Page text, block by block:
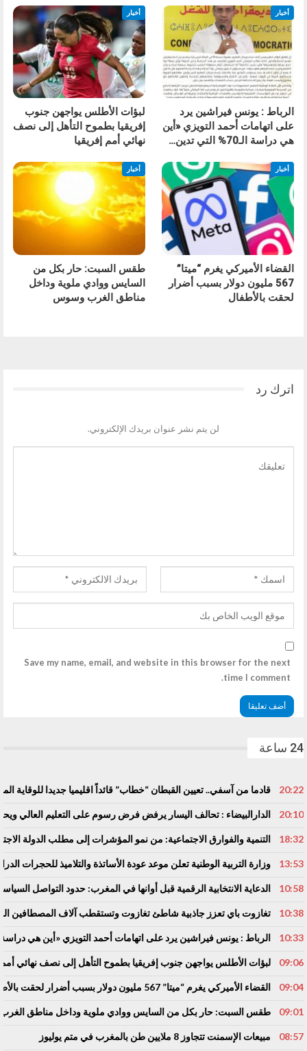
أخبار
الرباط : يونس فيراشين يرد
على اتهامات أحمد التويزي «أين
هي دراسة الـ70% التي تدين…
أخبار
لبؤات الأطلس يواجهن جنوب
إفريقيا بطموح التأهل إلى نصف
نهائي أمم إفريقيا
أخبار
القضاء الأميركي يغرم “ميتا”
567 مليون دولار بسبب أضرار
لحقت بالأطفال
أخبار
طقس السبت: حار بكل من
السايس ووادي ملوية وداخل
مناطق الغرب وسوس
اترك رد
لن يتم نشر عنوان بريدك الإلكتروني.
Save my name, email, and website in this browser for the next
time I comment.
24 ساعة
20:22 قادما من آسفي.. تعيين القبطان “خطاب” قائداً اقليميا جديدا للوقاية
20:10 الدارالبيضاء : تحالف اليسار يرفض فرض رسوم على التعليم العالي
18:32 التنمية والفوارق الاجتماعية: من نمو المؤشرات إلى مطلب الدولة
13:53 وزارة التربية الوطنية تعلن موعد عودة الأساتذة والتلاميذ للحجرات
10:58 الدعاية الانتخابية الرقمية قبل أوانها في المغرب: حدود التواصل
10:38 تغازوت باي تعزز جاذبية شاطئ تغازوت وتستقطب آلاف المصطافين
10:33 الرباط : يونس فيراشين يرد على اتهامات أحمد التويزي «أين هي دراسة الـ70% التي تدين نساء ورجال
09:06 لبؤات الأطلس يواجهن جنوب إفريقيا بطموح التأهل إلى نصف نهائي أمم
09:04 القضاء الأميركي يغرم “ميتا” 567 مليون دولار بسبب أضرار لحقت بالأطفال
09:01 طقس السبت: حار بكل من السايس ووادي ملوية وداخل مناطق
08:57 مبيعات الإسمنت تتجاوز 8 ملايين طن بالمغرب في متم يوليوز